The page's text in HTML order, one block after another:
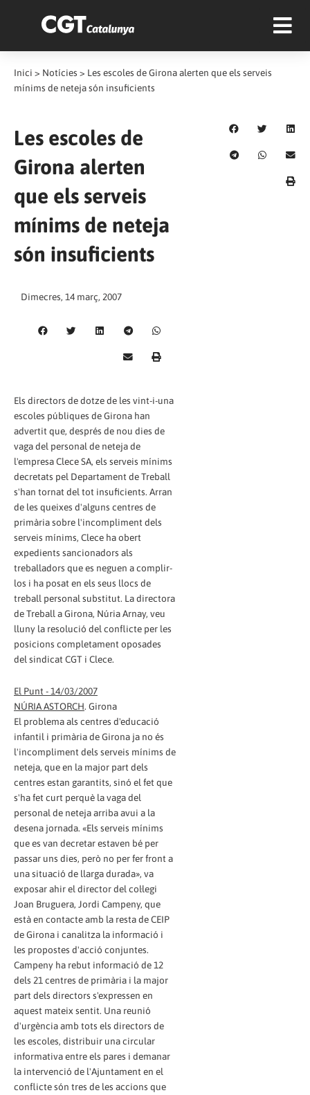
Inici > Notícies > Les escoles de Girona alerten que els serveis
mínims de neteja són insuficients
Les escoles de
Girona alerten
que els serveis
mínims de neteja
són insuficients
Dimecres, 14 març, 2007
Els directors de dotze de les vint-i-una
escoles públiques de Girona han
advertit que, després de nou dies de
vaga del personal de neteja de
l'empresa Clece SA, els serveis mínims
decretats pel Departament de Treball
s'han tornat del tot insuficients. Arran
de les queixes d'alguns centres de
primària sobre l'incompliment dels
serveis mínims, Clece ha obert
expedients sancionadors als
treballadors que es neguen a complir-
los i ha posat en els seus llocs de
treball personal substitut. La directora
de Treball a Girona, Núria Arnay, veu
lluny la resolució del conflicte per les
posicions completament oposades
del sindicat CGT i Clece.
El Punt - 14/03/2007
NÚRIA ASTORCH. Girona
El problema als centres d'educació
infantil i primària de Girona ja no és
l'incompliment dels serveis mínims de
neteja, que en la major part dels
centres estan garantits, sinó el fet que
s'ha fet curt perquè la vaga del
personal de neteja arriba avui a la
desena jornada. «Els serveis mínims
que es van decretar estaven bé per
passar uns dies, però no per fer front a
una situació de llarga durada», va
exposar ahir el director del col·legi
Joan Bruguera, Jordi Campeny, que
està en contacte amb la resta de CEIP
de Girona i canalitza la informació i
les propostes d'acció conjuntes.
Campeny ha rebut informació de 12
dels 21 centres de primària i la major
part dels directors s'expressen en
aquest mateix sentit. Una reunió
d'urgència amb tots els directors de
les escoles, distribuir una circular
informativa entre els pares i demanar
la intervenció de l'Ajuntament en el
conflicte són tres de les accions que